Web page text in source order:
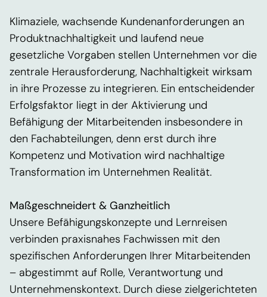
Wirkung kommunizieren
Compliance sicherstellen
Referenzen
Über uns
Regionale Präsenz
Karriere
Werte und Vision
Auszeichnungen
Team
Akademie
Wissen & Aktuelles
Content Hub
Branchennews
Newsletter
Kontakt
Klimaziele, wachsende Kundenanforderungen an
Produktnachhaltigkeit und laufend neue
gesetzliche Vorgaben stellen Unternehmen vor die
zentrale Herausforderung, Nachhaltigkeit wirksam
in ihre Prozesse zu integrieren. Ein entscheidender
Erfolgsfaktor liegt in der Aktivierung und
Befähigung der Mitarbeitenden insbesondere in
den Fachabteilungen, denn erst durch ihre
Kompetenz und Motivation wird nachhaltige
Transformation im Unternehmen Realität.
Maßgeschneidert & Ganzheitlich
Unsere Befähigungskonzepte und Lernreisen
verbinden praxisnahes Fachwissen mit den
spezifischen Anforderungen Ihrer Mitarbeitenden
– abgestimmt auf Rolle, Verantwortung und
Unternehmenskontext. Durch diese zielgerichteten